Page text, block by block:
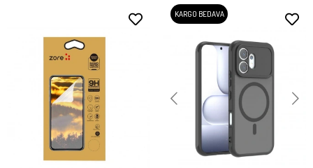
KARGO BEDAVA